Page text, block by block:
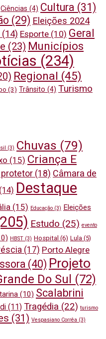
Ciências (4) Cultura (31)
(29) Eleições 2024
(14) Esporte (10) Geral
(23) Municípios
(234)
Regional (45)
(3) Trânsito (4) Turismo
(3) Chuvas (79)
(15) Criança E
(18) Câmara de
(14) Destaque
(15) Educação (3) Eleições
Estudo (25) evento
HBST (3) Hospital (6) Lula (5)
(17) Porto Alegre
(40) Projeto
Do Sul (72)
(10) Scalabrini
(11) Tragédia (22) turismo
(31) Vespasiano Corrêa (3)